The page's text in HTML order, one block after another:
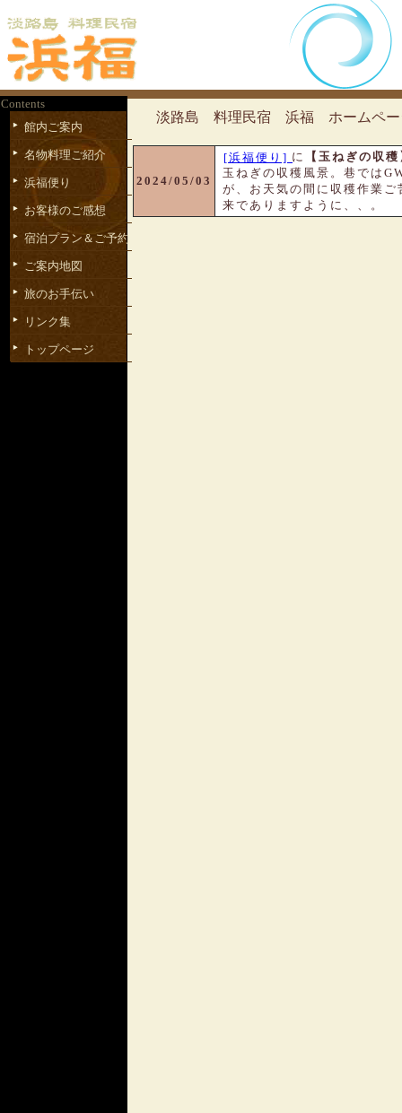
Contents
館内ご案内
名物料理ご紹介
浜福便り
お客様のご感想
宿泊プラン＆ご予約
ご案内地図
旅のお手伝い
リンク集
トップページ
淡路島 料理民宿 浜福 ホームペー
2024/05/03
[浜福便り] に
【玉ねぎの収
玉ねぎの収穫風景。巷では
が、お天気の間に収穫作業
来でありますように、、。